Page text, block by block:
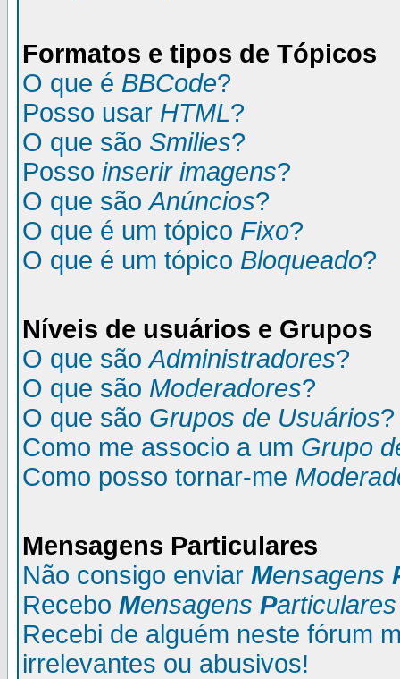
Formatos e tipos de Tópicos
O que é BBCode?
Posso usar HTML?
O que são Smilies?
Posso inserir imagens?
O que sãoAnúncios?
O que é um tópico Fixo?
O que é um tópico Bloqueado?
Níveis de usuários e Grupos
O que sãoAdministradores?
O que são Moderadores?
O que são Grupos de Usuários?
Como me associo a um Grupo
Como posso tornar-me
Mensagens Particulares
Não consigo enviar Mensagens
Recebo Mensagens Particulares
Recebi de alguém neste fórum
irrelevantes ou abusivos!